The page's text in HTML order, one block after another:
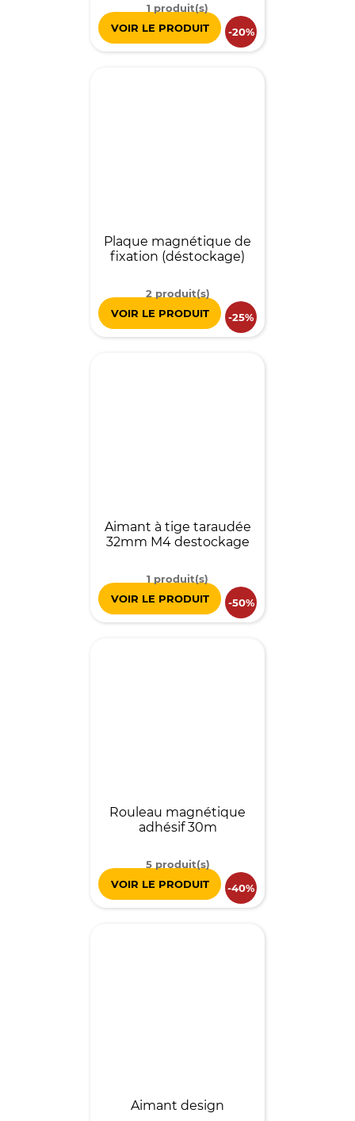
1 produit(s)
VOIR LE PRODUIT
-20%
Plaque magnétique de
fixation (déstockage)
2 produit(s)
VOIR LE PRODUIT
-25%
Aimant à tige taraudée
32mm M4 destockage
1 produit(s)
VOIR LE PRODUIT
-50%
Rouleau magnétique
adhésif 30m
5 produit(s)
VOIR LE PRODUIT
-40%
Aimant design